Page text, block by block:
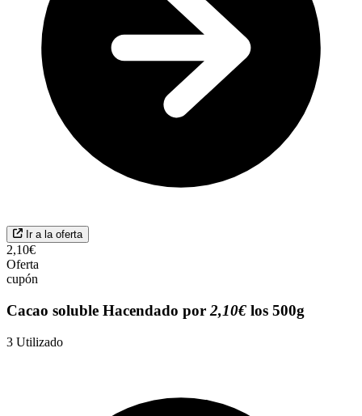
Ir a la oferta
2,10€
Oferta
cupón
Cacao soluble Hacendado por 2,10€ los 500g
3 Utilizado